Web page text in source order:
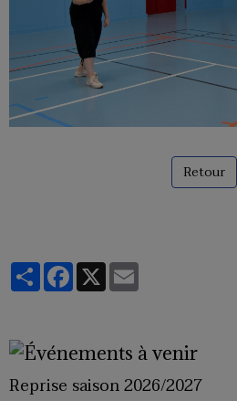
Retour
PartagerFacebook
X
Reprise saison 2026/2027